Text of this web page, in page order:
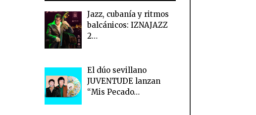
Jazz, cubanía y ritmos
balcánicos: IZNAJAZZ
2…
El dúo sevillano
JUVENTUDE lanzan
“Mis Pecado…